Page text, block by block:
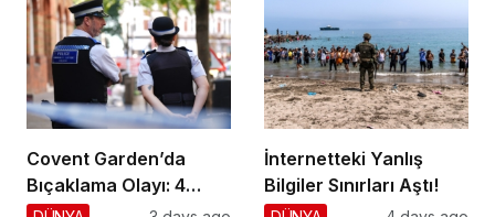
Covent Garden’da
Bıçaklama Olayı: 4
Yaralı, 1 Gözaltı
İnternetteki Yanlış
Bilgiler Sınırları Aştı!